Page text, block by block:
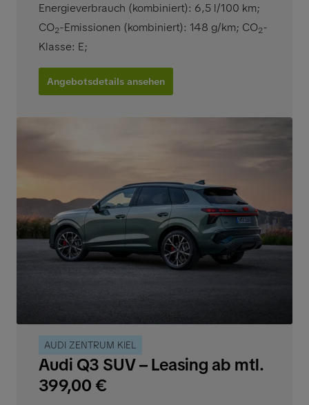
Energieverbrauch (kombiniert): 6,5 l/100 km;
CO2-Emissionen (kombiniert): 148 g/km; CO2-
Klasse: E;
Angebotsdetails ansehen
AUDI ZENTRUM KIEL
Audi Q3 SUV – Leasing ab mtl.
399,00 €